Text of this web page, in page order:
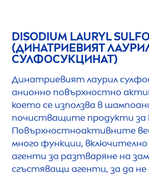
DISODIUM LAURYL
(ДИНАТРИЕВИЯТ
СУЛФОСУКЦИНАТ)
Динатриевият лаурил
анионно повърхностно
което се използва в
почистващите продукти за
Повърхностноактивните
много функции,
агенти за разтваряне на
сгъстяващи агенти, за да